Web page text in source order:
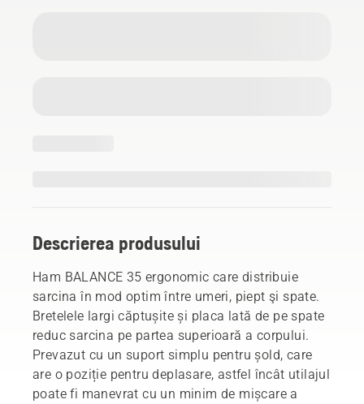
Descrierea produsului
Ham BALANCE 35 ergonomic care distribuie
sarcina în mod optim între umeri, piept şi spate.
Bretelele largi căptușite și placa lată de pe spate
reduc sarcina pe partea superioară a corpului.
Prevazut cu un suport simplu pentru șold, care
are o poziție pentru deplasare, astfel încât utilajul
poate fi manevrat cu un minim de mișcare a